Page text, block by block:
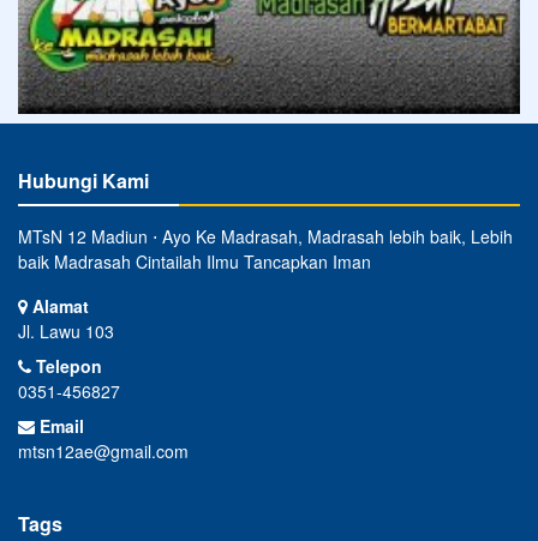
Hubungi Kami
MTsN 12 Madiun ⋅ Ayo Ke Madrasah, Madrasah lebih baik, Lebih
baik Madrasah Cintailah Ilmu Tancapkan Iman
Alamat
Jl. Lawu 103
Telepon
0351-456827
Email
mtsn12ae@gmail.com
Tags